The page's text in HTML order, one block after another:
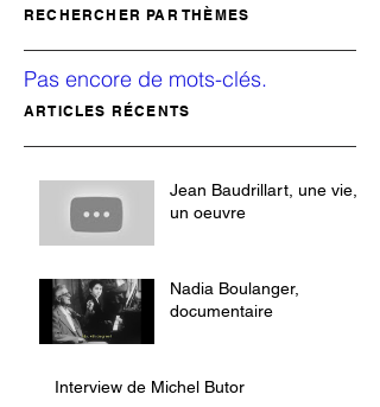
RECHERCHER PAR THÈMES
Pas encore de mots-clés.
ARTICLES RÉCENTS
Jean Baudrillart, une vie,
un oeuvre
Nadia Boulanger,
documentaire
Interview de Michel Butor